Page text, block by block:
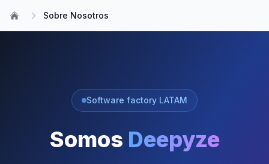
Sobre Nosotros
Software factory LATAM
Somos Deepyze